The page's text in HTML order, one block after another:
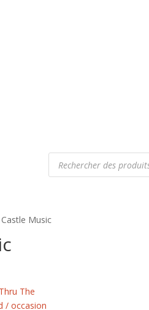
Recherche
produits
Music